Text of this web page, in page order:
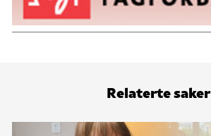
Relaterte saker